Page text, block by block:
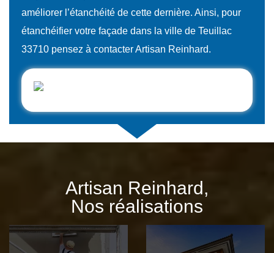
améliorer l’étanchéité de cette dernière. Ainsi, pour
étanchéifier votre façade dans la ville de Teuillac
33710 pensez à contacter Artisan Reinhard.
Artisan Reinhard,
Nos réalisations